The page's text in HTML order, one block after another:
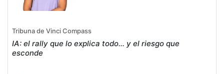
Tribuna de Vinci Compass
IA: el rally que lo explica todo… y el riesgo que
esconde